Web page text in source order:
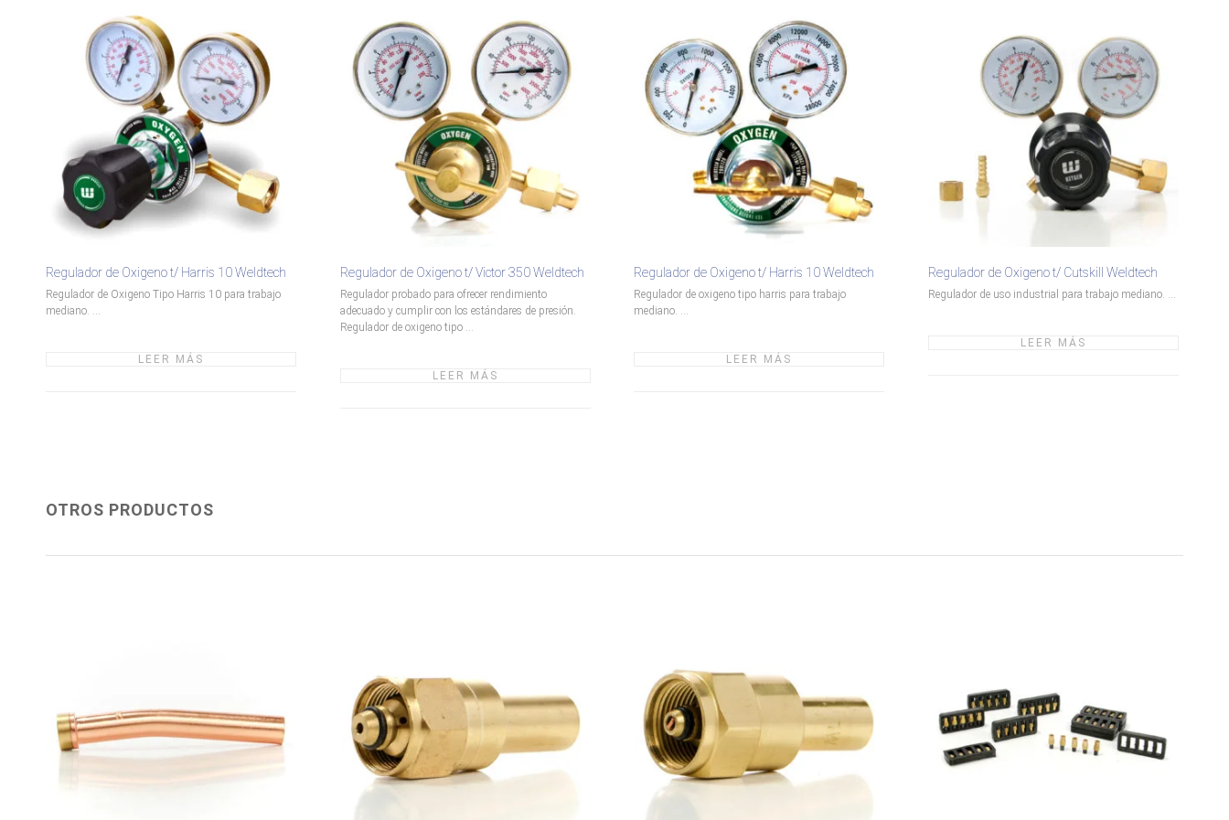
Regulador de Oxigeno t/ Harris 10 Weldtech
Regulador de Oxigeno Tipo Harris 10 para trabajo
mediano. ...
LEER MÁS
Regulador de Oxigeno t/ Victor 350 Weldtech
Regulador probado para ofrecer rendimiento
adecuado y cumplir con los estándares de presión.
Regulador de oxigeno tipo ...
LEER MÁS
Regulador de Oxigeno t/ Harris 10 Weldtech
Regulador de oxigeno tipo harris para trabajo
mediano. ...
LEER MÁS
Regulador de Oxigeno t/ Cutskill Weldtech
Regulador de uso industrial para trabajo mediano. ...
LEER MÁS
OTROS PRODUCTOS